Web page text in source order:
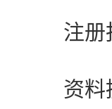
注册报
资料提